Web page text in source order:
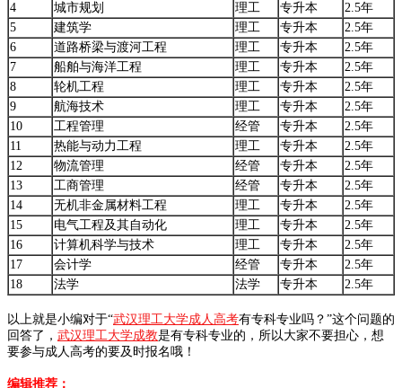
4
城市规划 理工 专升本
2.5年
5
建筑学 理工 专升本
2.5年
6
道路桥梁与渡河工程 理工 专升本
2.5年
7
船舶与海洋工程 理工 专升本
2.5年
8
轮机工程 理工 专升本
2.5年
9
航海技术 理工 专升本
2.5年
10
工程管理 经管 专升本
2.5年
11
热能与动力工程 理工 专升本
2.5年
12
物流管理 经管 专升本
2.5年
13
工商管理 经管 专升本
2.5年
14
无机非金属材料工程 理工 专升本
2.5年
15
电气工程及其自动化 理工 专升本
2.5年
16
计算机科学与技术 理工 专升本
2.5年
17
会计学 经管 专升本
2.5年
18
法学 法学 专升本 2.5年
以上就是小编对于“武汉理工大学成人高考有专科专业吗？ ”这个问题的
回答了， 武汉理工大学成教是有专科专业的，所以大家不要担心，想
要参与成人高考的要及时报名哦！
编辑推荐：